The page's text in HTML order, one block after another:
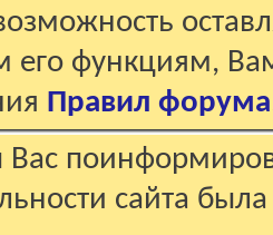
его функциям,
Правил форума
сайта